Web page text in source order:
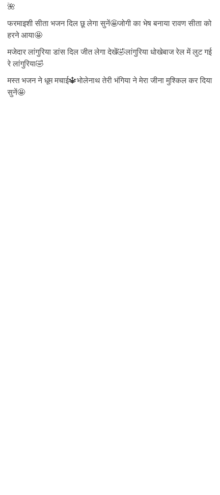
🌺
फरमाइशी सीता भजन दिल छू लेगा सुनें🤩जोगी का भेष बनाया रावण सीता को
हरने आया🤩
मजेदार लांगुरिया डांस दिल जीत लेगा देखें🤣लांगुरिया धोखेबाज रेल में लुट गई
रे लांगुरिया🤣
मस्त भजन ने धूम मचाई🔱भोलेनाथ तेरी भंगिया ने मेरा जीना मुश्किल कर दिया
सुनें🤩